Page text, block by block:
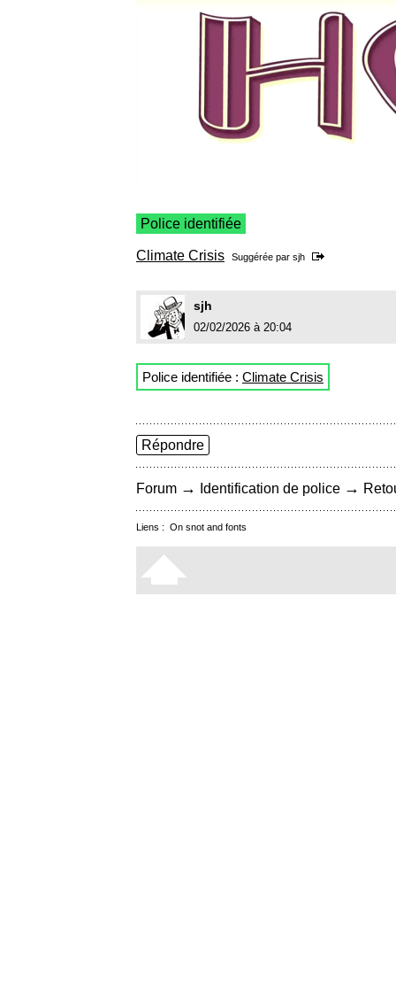
Police identifiée
Climate Crisis Suggérée par sjh
sjh
02/02/2026 à 20:04
Police identifiée : Climate Crisis
Répondre
Forum → Identification de police →
Liens : On snot and fonts